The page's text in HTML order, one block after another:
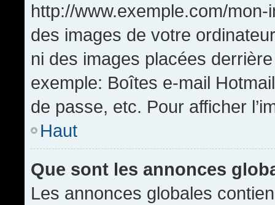
http://www.exemple.com/
des images de votre
ni des images placées
exemple: Boîtes e-mail
de passe, etc. Pour afficher
Haut
Que sont les annonces
Les annonces globales